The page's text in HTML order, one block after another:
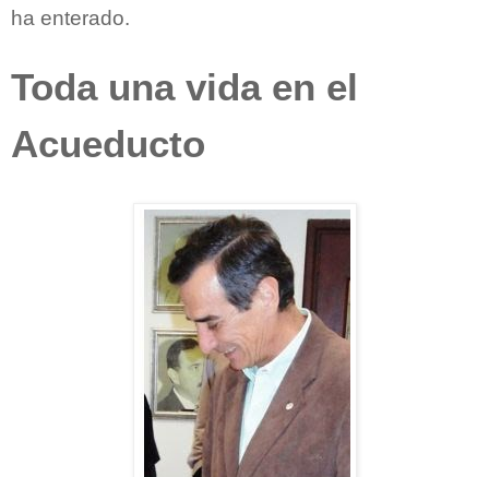
ha enterado.
Toda una vida en el
Acueducto